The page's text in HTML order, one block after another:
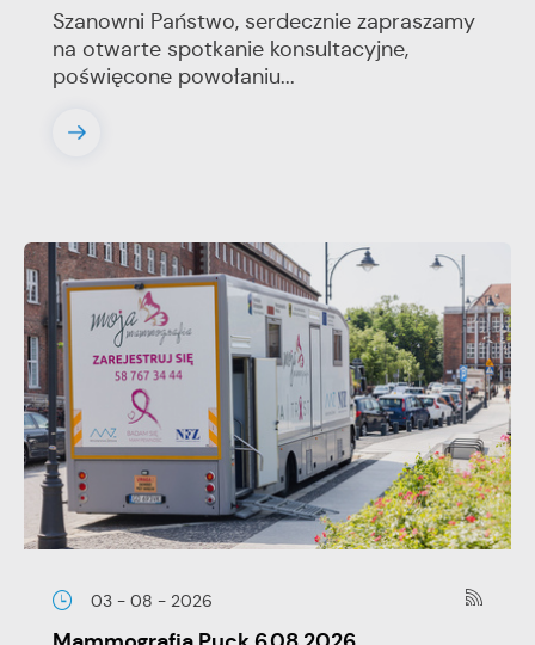
Szanowni Państwo, serdecznie zapraszamy
na otwarte spotkanie konsultacyjne,
poświęcone powołaniu...
03 - 08 - 2026